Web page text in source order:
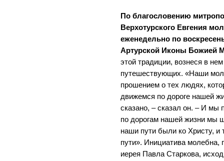
По благословению
Верхотурского Евгения
еженедельно по
Артурской Иконы Божией
этой традиции, вознеся в
путешествующих. «Наши
прошением о тех людях,
движемся по дороге нашей
сказано, – сказал он. – И мы
по дорогам нашей жизни мы
наши пути были ко Христу, и
пути». Инициатива молебна,
иерея Павла Старкова,